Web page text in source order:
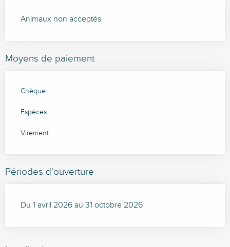
Animaux non acceptés
Moyens de paiement
Chèque
Espèces
Virement
Périodes d'ouverture
Du 1 avril 2026 au 31 octobre 2026